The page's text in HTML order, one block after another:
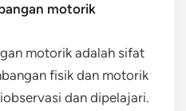
motorik
motorik adalah sifat
fisik dan motorik
dan dipelajari.